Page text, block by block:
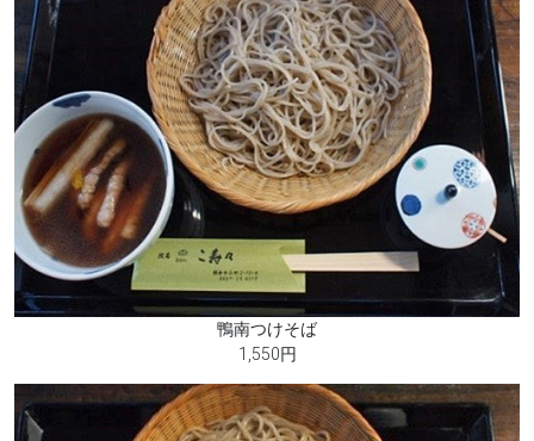
鴨南つけそば
1,550円